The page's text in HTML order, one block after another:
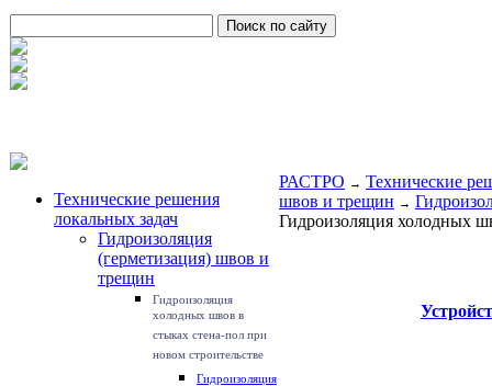
Технические решения
локальных задач
Гидроизоляция
(герметизация) швов и
трещин
Гидроизоляция
холодных швов в
стыках стена-пол при
новом строительстве
Гидроизоляция
РАСТРО → Технические
швов и трещин →
Гидроизоляция холодных